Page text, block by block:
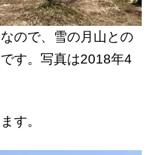
ので、雪の月山との
す。写真は2018年4
す。